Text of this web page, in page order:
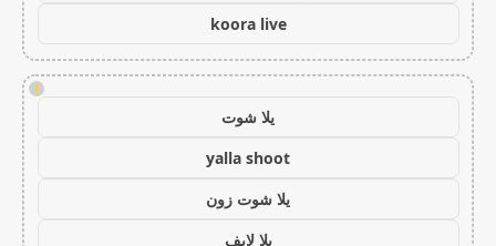
koora live
!
يلا شوت
yalla shoot
يلا شوت زون
يلا لايف